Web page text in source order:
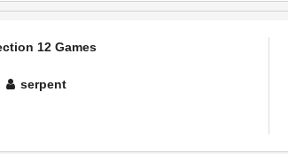
12 Games
serpent